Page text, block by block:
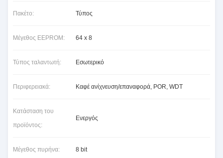
Πακέτο: Τύπος
Μέγεθος EEPROM: 64 x 8
Τύπος ταλαντωτή: Εσωτερικό
Περιφερειακά: Καφέ ανίχνευση/επαναφορά, POR, WDT
Κατάσταση του
προϊόντος:
Ενεργός
Μέγεθος πυρήνα: 8 bit